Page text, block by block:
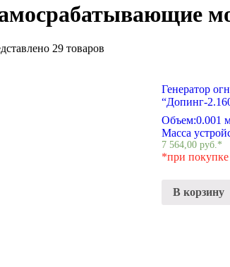
29 товаров
Генератор
“Допинг-
Объем:0.001
Масса
7 564,00руб.*
*при
В корзину